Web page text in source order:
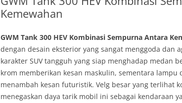
Kemewahan
GWM Tank 300 HEV Kombinasi Sempurna Antara
dengan desain eksterior yang sangat menggoda dan
karakter SUV tangguh yang siap menghadap medan
krom memberikan kesan maskulin, sementara lampu
menambah kesan futuristik. Velg besar yang terlihat
menegaskan daya tarik mobil ini sebagai kendaraan